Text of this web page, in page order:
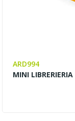
ARD994
MINI